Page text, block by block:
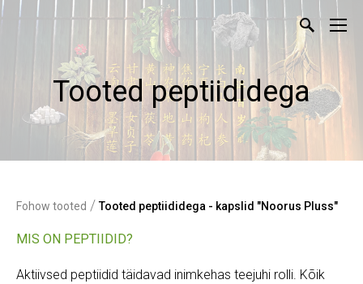
Tooted peptiididega
Fohow tooted / Tooted peptiididega - kapslid "Noorus Pluss"
MIS ON PEPTIIDID?
Aktiivsed peptiidid täidavad inimkehas teejuhi rolli. Kõik